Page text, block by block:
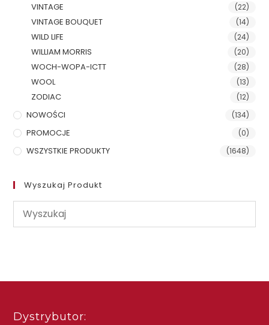
VINTAGE (22)
VINTAGE BOUQUET (14)
WILD LIFE (24)
WILLIAM MORRIS (20)
WOCH-WOPA-ICTT (28)
WOOL (13)
ZODIAC (12)
NOWOŚCI (134)
PROMOCJE (0)
WSZYSTKIE PRODUKTY (1648)
Wyszukaj Produkt
Dystrybutor: